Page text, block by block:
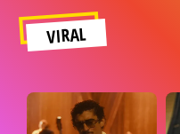
VIRAL